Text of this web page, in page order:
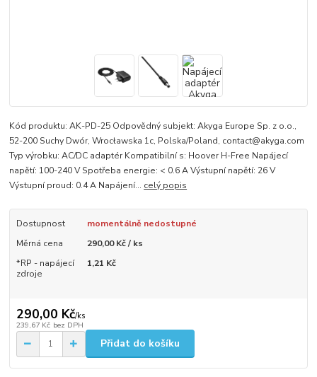
Kód produktu: AK-PD-25 Odpovědný subjekt: Akyga Europe Sp. z o.o.,
52-200 Suchy Dwór, Wrocławska 1c, Polska/Poland, contact@akyga.com
Typ výrobku: AC/DC adaptér Kompatibilní s: Hoover H-Free Napájecí
napětí: 100-240 V Spotřeba energie: < 0.6 A Výstupní napětí: 26 V
Výstupní proud: 0.4 A Napájení... celý popis
Dostupnost
momentálně nedostupné
Měrná cena
290,00 Kč / ks
*RP - napájecí
zdroje
1,21 Kč
290,00 Kč/ks
239,67 Kč bez DPH
Přidat do košíku